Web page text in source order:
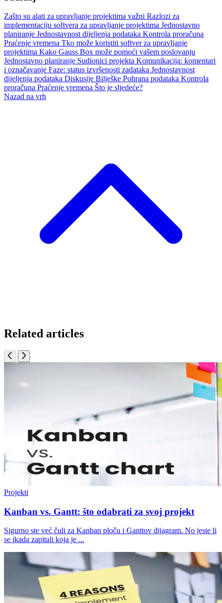
Zašto su alati za upravljanje projektima važni Razlozi za
implementaciju softvera za upravljanje projektima Jednostavno
planiranje Jednostavnost dijeljenja podataka Kontrola proračuna
Praćenje vremena Tko može koristiti softver za upravljanje
projektima Kako Gauss Box može pomoći vašem poslovanju
Jednostavno planiranje Sudionici projekta Komunikacija: komentari
i označavanje Faze: status izvršenosti zadataka Jednostavnost
dijeljenja podataka Diskusije Bilješke Pohrana podataka Kontrola
proračuna Praćenje vremena Što je sljedeće?
Nazad na vrh
Related articles
Projekti
Kanban vs. Gantt: što odabrati za svoj projekt
Sigurno ste već čuli za Kanban ploču i Ganttov dijagram. No jeste li
se ikada zapitali koja je ...